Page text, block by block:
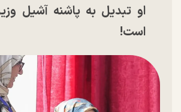
او تبدیل به پاشنه آشیل
است!